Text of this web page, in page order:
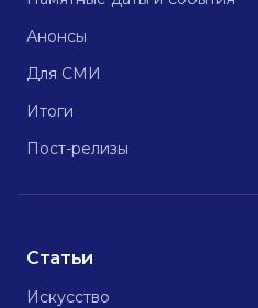
Анонсы
Для СМИ
Итоги
Пост-релизы
Статьи
Искусство